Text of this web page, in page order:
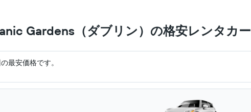
Gardens（ダブリン）の格安レンタカー
の最安価格です。